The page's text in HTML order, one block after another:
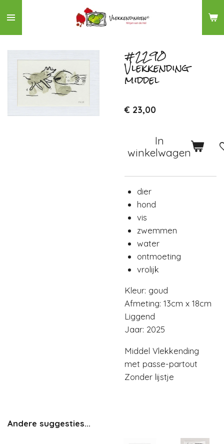
direct
naar
de
hoofdinhoud
#2290
Vlekkending
middel
€ 23,00
In
winkelwagen
dier
hond
vis
zwemmen
water
ontmoeting
vrolijk
Kleur: goud
Afmeting: 13cm x 18cm
Liggend
Jaar: 2025
Middel Vlekkending
met passe-partout
Zonder lijstje
Andere suggesties...